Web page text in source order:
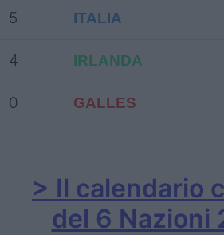
5 ITALIA
4 IRLANDA
0 GALLES
> Il calendario
del 6 Nazioni